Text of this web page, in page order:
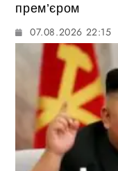
прем’єром
07.08.2026 22:15